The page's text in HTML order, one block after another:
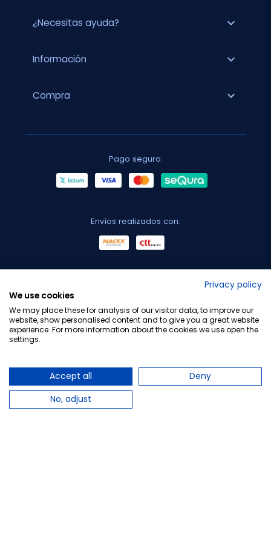
¿Necesitas ayuda? expand_more
Información expand_more
Compra expand_more
Pago seguro:
Envíos realizados con:
Privacy policy
We use cookies
We may place these for analysis of our visitor data, to improve our
website, show personalised content and to give you a great website
experience. For more information about the cookies we use open the
settings.
Accept all
Deny
No, adjust